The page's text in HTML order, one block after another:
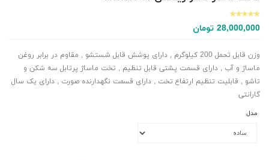
28,000,000 تومان
وزن قابل تحمل 200 کیلوگرم , دارای پوشش قابل شستشو , مقاوم در برابر روغن
ماساژ و آب , دارای قسمت پشتی قابل تنظیم , تخت ماساژ پرتابل سه شکن و
تاشو , قابلیت تنظیم ارتفاع تخت , دارای قسمت نگهدارنده صورت , دارای یک سال
گارانتی
مدل